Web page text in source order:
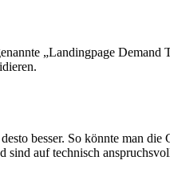
„Landingpage Demand
besser. So könnte man
sind auf technisch